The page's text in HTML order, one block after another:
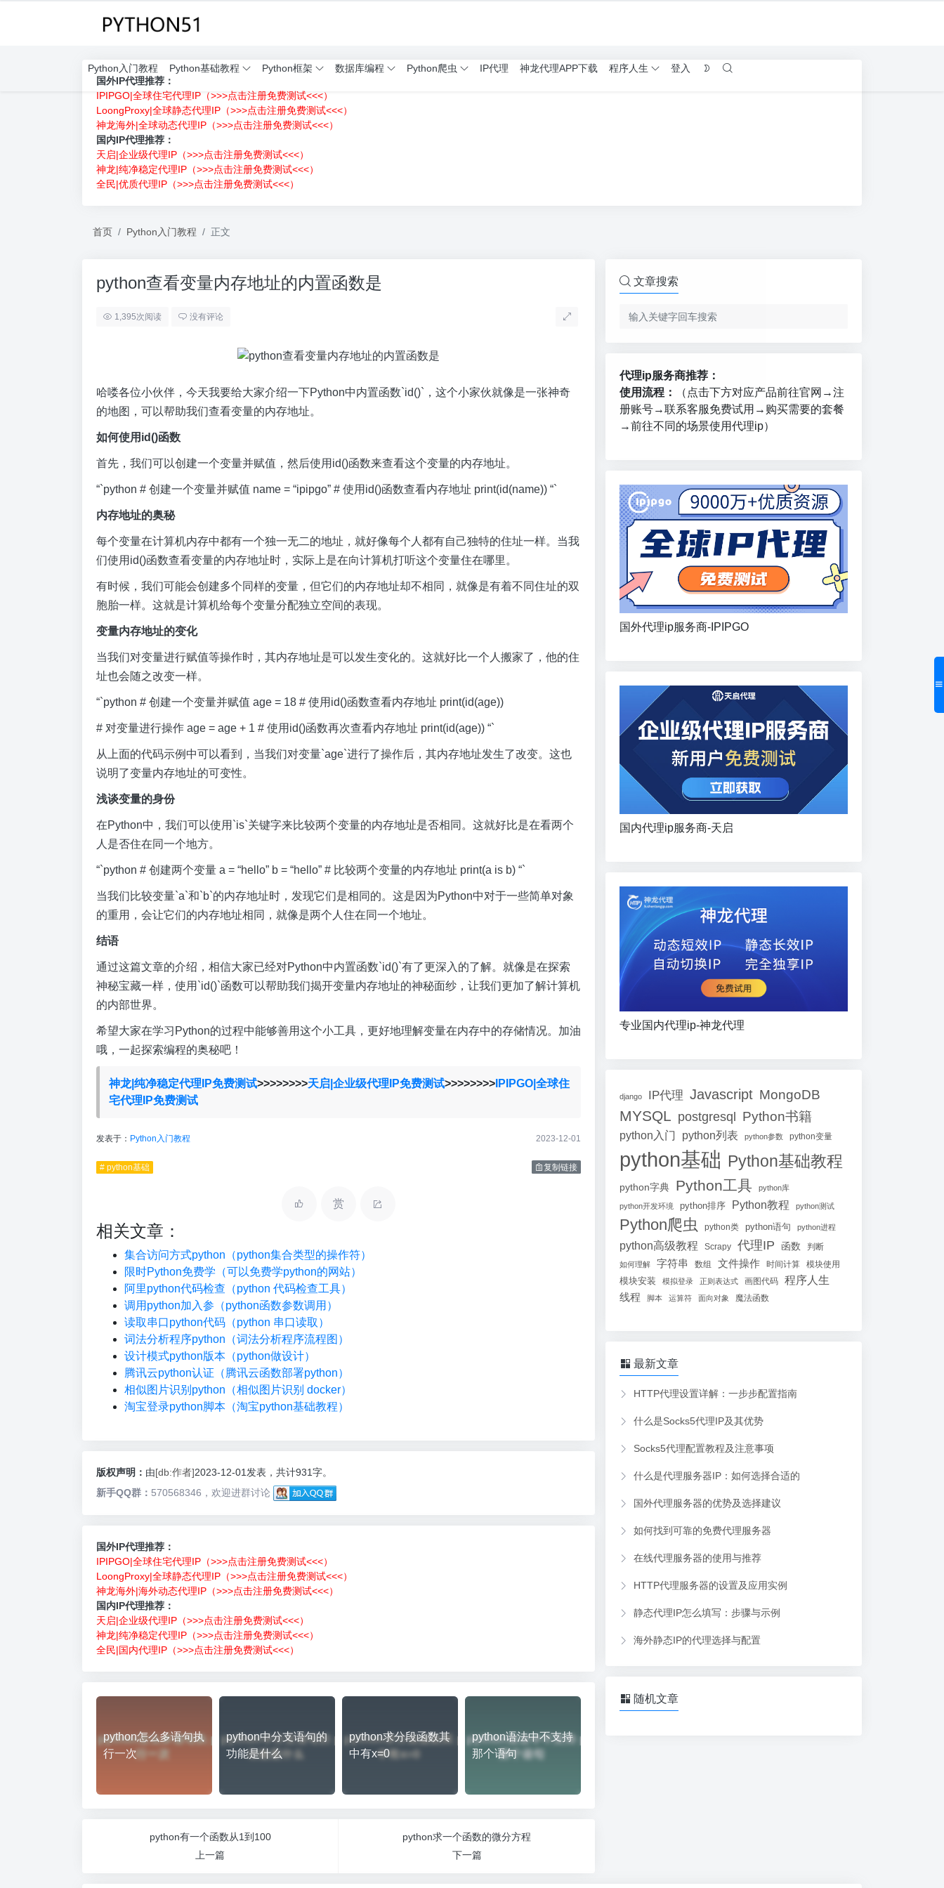
Python入门教程 Python基础教程 Python框架 数据库编程 Python爬虫 IP代理 神龙代理APP下载 程序人生
登入
国外IP代理推荐：
IPIPGO|全球住宅代理IP（>>>点击注册免费测试<<<）
LoongProxy|全球静态代理IP（>>>点击注册免费测试<<<）
神龙海外|全球动态代理IP（>>>点击注册免费测试<<<）
国内IP代理推荐：
天启|企业级代理IP（>>>点击注册免费测试<<<）
神龙|纯净稳定代理IP（>>>点击注册免费测试<<<）
全民|优质代理IP（>>>点击注册免费测试<<<）
首页 Python入门教程 正文
python查看变量内存地址的内置函数是
1,395次阅读 没有评论
哈喽各位小伙伴，今天我要给大家介绍一下Python中内置函数`id()`，这个小家伙就像是一张神奇
的地图，可以帮助我们查看变量的内存地址。
如何使用id()函数
首先，我们可以创建一个变量并赋值，然后使用id()函数来查看这个变量的内存地址。
“`python # 创建一个变量并赋值 name = “ipipgo” # 使用id()函数查看内存地址 print(id(name)) “`
内存地址的奥秘
每个变量在计算机内存中都有一个独一无二的地址，就好像每个人都有自己独特的住址一样。当我
们使用id()函数查看变量的内存地址时，实际上是在向计算机打听这个变量住在哪里。
有时候，我们可能会创建多个同样的变量，但它们的内存地址却不相同，就像是有着不同住址的双
胞胎一样。这就是计算机给每个变量分配独立空间的表现。
变量内存地址的变化
当我们对变量进行赋值等操作时，其内存地址是可以发生变化的。这就好比一个人搬家了，他的住
址也会随之改变一样。
“`python # 创建一个变量并赋值 age = 18 # 使用id()函数查看内存地址 print(id(age))
# 对变量进行操作 age = age + 1 # 使用id()函数再次查看内存地址 print(id(age)) “`
从上面的代码示例中可以看到，当我们对变量`age`进行了操作后，其内存地址发生了改变。这也
说明了变量内存地址的可变性。
浅谈变量的身份
在Python中，我们可以使用`is`关键字来比较两个变量的内存地址是否相同。这就好比是在看两个
人是否住在同一个地方。
“`python # 创建两个变量 a = “hello” b = “hello” # 比较两个变量的内存地址 print(a is b) “`
当我们比较变量`a`和`b`的内存地址时，发现它们是相同的。这是因为Python中对于一些简单对象
的重用，会让它们的内存地址相同，就像是两个人住在同一个地址。
结语
通过这篇文章的介绍，相信大家已经对Python中内置函数`id()`有了更深入的了解。就像是在探索
神秘宝藏一样，使用`id()`函数可以帮助我们揭开变量内存地址的神秘面纱，让我们更加了解计算机
的内部世界。
希望大家在学习Python的过程中能够善用这个小工具，更好地理解变量在内存中的存储情况。加油
哦，一起探索编程的奥秘吧！
神龙|纯净稳定代理IP免费测试>>>>>>>>天启|企业级代理IP免费测试>>>>>>>>IPIPGO|全球住
宅代理IP免费测试
发表于： Python入门教程 2023-12-01
# python基础 复制链接
赏
相关文章：
集合访问方式python（python集合类型的操作符）
限时Python免费学（可以免费学python的网站）
阿里python代码检查（python 代码检查工具）
调用python加入参（python函数参数调用）
读取串口python代码（python 串口读取）
词法分析程序python（词法分析程序流程图）
设计模式python版本（python做设计）
腾讯云python认证（腾讯云函数部署python）
相似图片识别python（相似图片识别 docker）
淘宝登录python脚本（淘宝python基础教程）
版权声明： 由[db:作者]2023-12-01发表，共计931字。
新手QQ群： 570568346，欢迎进群讨论
国外IP代理推荐：
IPIPGO|全球住宅代理IP（>>>点击注册免费测试<<<）
LoongProxy|全球静态代理IP（>>>点击注册免费测试<<<）
神龙海外|海外动态代理IP（>>>点击注册免费测试<<<）
国内IP代理推荐：
天启|企业级代理IP（>>>点击注册免费测试<<<）
神龙|纯净稳定代理IP（>>>点击注册免费测试<<<）
全民|国内代理IP（>>>点击注册免费测试<<<）
python怎么多语句执
行一次
python中分支语句的
功能是什么
python求分段函数其
中有x=0
python语法中不支持
那个语句
python有一个函数从1到100
上一篇
python求一个函数的微分方程
下一篇
文章搜索
代理ip服务商推荐：
使用流程：
（点击下方对应产品前往官网→注
册账号→联系客服免费试用→购买需要的套餐
→前往不同的场景使用代理ip）
国外代理ip服务商-IPIPGO
国内代理ip服务商-天启
专业国内代理ip-神龙代理
django IP代理 Javascript MongoDB
MYSQL postgresql Python书籍
python入门 python列表 python参数 python变量
python基础 Python基础教程
python字典 Python工具 python库
python开发环境 python排序 Python教程 python测试
Python爬虫 python类 python语句 python进程
python高级教程 Scrapy 代理IP 函数 判断
如何理解 字符串 数组 文件操作 时间计算 模块使用
模块安装 模拟登录 正则表达式 画图代码 程序人生
线程 脚本 运算符 面向对象 魔法函数
最新文章
HTTP代理设置详解：一步步配置指南
什么是Socks5代理IP及其优势
Socks5代理配置教程及注意事项
什么是代理服务器IP：如何选择合适的
国外代理服务器的优势及选择建议
如何找到可靠的免费代理服务器
在线代理服务器的使用与推荐
HTTP代理服务器的设置及应用实例
静态代理IP怎么填写：步骤与示例
海外静态IP的代理选择与配置
随机文章